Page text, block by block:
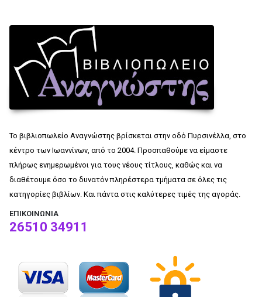
Το βιβλιοπωλείο Αναγνώστης βρίσκεται στην οδό Πυρσινέλλα, στο
κέντρο των Ιωαννίνων, από το 2004. Προσπαθούμε να είμαστε
πλήρως ενημερωμένοι για τους νέους τίτλους, καθώς και να
διαθέτουμε όσο το δυνατόν πληρέστερα τμήματα σε όλες τις
κατηγορίες βιβλίων. Και πάντα στις καλύτερες τιμές της αγοράς.
ΕΠΙΚΟΙΝΩΝΊΑ
26510 34911